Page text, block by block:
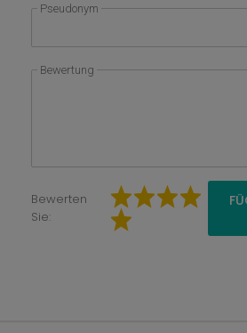
Pseudonym
Bewertung
Bewerten
Sie: